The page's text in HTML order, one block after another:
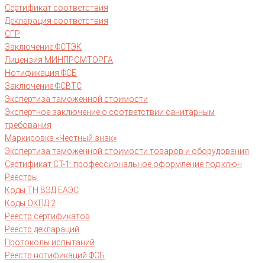
Сертификат соответствия
Декларация соответствия
СГР
Заключение ФСТЭК
Лицензия МИНПРОМТОРГА
Нотификация ФСБ
Заключение ФСВТС
Экспертиза таможенной стоимости
Экспертное заключение о соответствии санитарным
требования
Маркировка «Честный знак»
Экспертиза таможенной стоимости товаров и оборудования
Сертификат СТ-1: профессиональное оформление под ключ
Реестры
Коды ТН ВЭД ЕАЭС
Коды ОКПД 2
Реестр сертификатов
Реестр деклараций
Протоколы испытаний
Реестр нотификаций ФСБ